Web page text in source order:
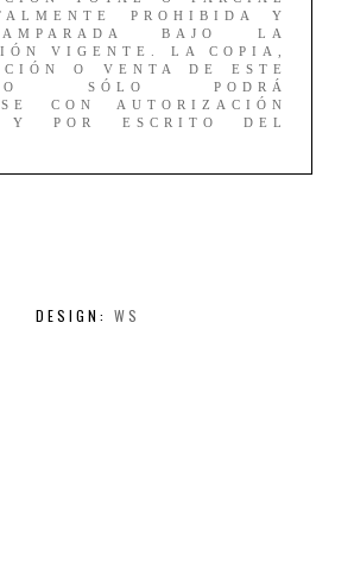
PROHIBIDA Y
BAJO LA
VIGENTE. LA COPIA,
O VENTA DE ESTE
SÓLO PODRÁ
CON AUTORIZACIÓN
Y POR ESCRITO DEL
DESIGN: WS